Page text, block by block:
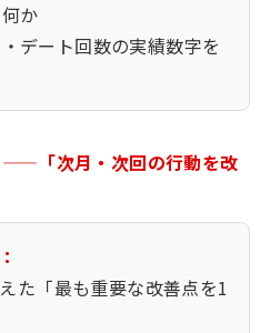
か
デート回数の実績数字を
「次月・次回の行動を改
た「最も重要な改善点を1